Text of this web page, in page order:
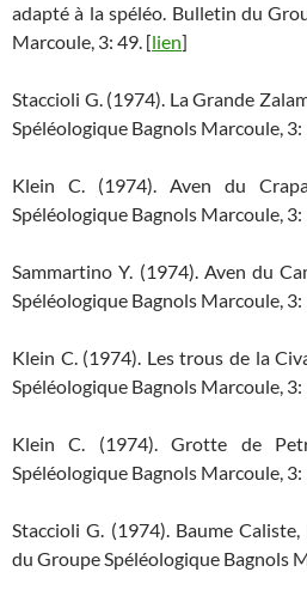
adapté à la spéléo. Bulletin du
Marcoule, 3: 49. [lien]
Staccioli G. (1974). La Grande
Spéléologique Bagnols Marcoule, 3:
Klein C. (1974). Aven du
Spéléologique Bagnols Marcoule, 3:
Sammartino Y. (1974). Aven du
Spéléologique Bagnols Marcoule, 3:
Klein C. (1974). Les trous de la
Spéléologique Bagnols Marcoule, 3:
Klein C. (1974). Grotte de
Spéléologique Bagnols Marcoule, 3:
Staccioli G. (1974). Baume
du Groupe Spéléologique Bagnols